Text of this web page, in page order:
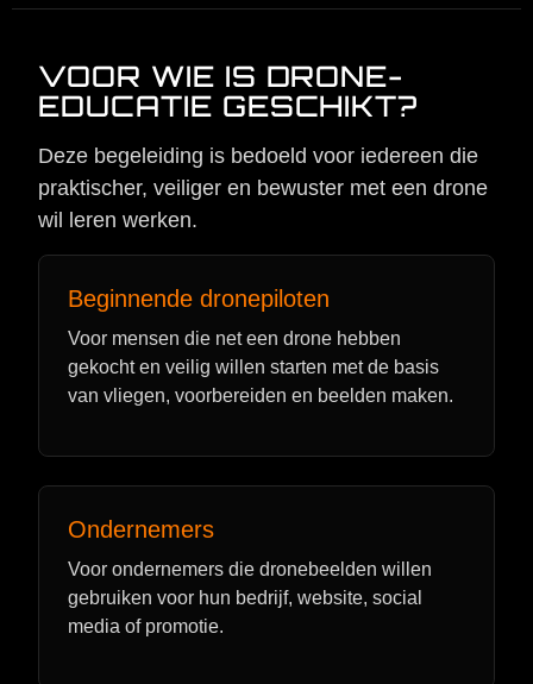
VOOR WIE IS DRONE-
EDUCATIE GESCHIKT?
Deze begeleiding is bedoeld voor iedereen die
praktischer, veiliger en bewuster met een drone
wil leren werken.
Beginnende dronepiloten
Voor mensen die net een drone hebben
gekocht en veilig willen starten met de basis
van vliegen, voorbereiden en beelden maken.
Ondernemers
Voor ondernemers die dronebeelden willen
gebruiken voor hun bedrijf, website, social
media of promotie.